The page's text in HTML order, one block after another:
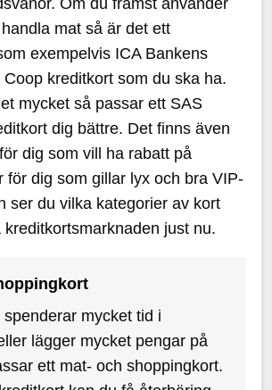
mat så är det ett
exempelvis ICA Bankens
kreditkort som du ska ha.
mycket så passar ett SAS
dig bättre. Det finns även
dig som vill ha rabatt på
för dig som gillar lyx och bra VIP-
ser du vilka kategorier av kort
just nu.
mycket tid i
lägger mycket pengar på
ett mat- och shoppingkort.